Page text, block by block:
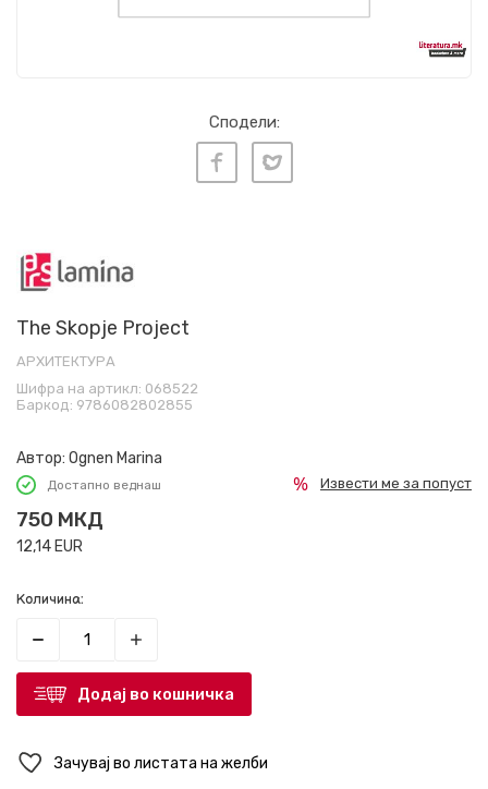
Сподели:
The Skopje Project
АРХИТЕКТУРА
Шифра на артикл: 068522
Баркод: 9786082802855
Автор: Ognen Marina
Достапно веднаш
750 МКД
12,14EUR
Извести ме за попуст
Количина:
Додај во кошничка
Зачувај во листата на желби